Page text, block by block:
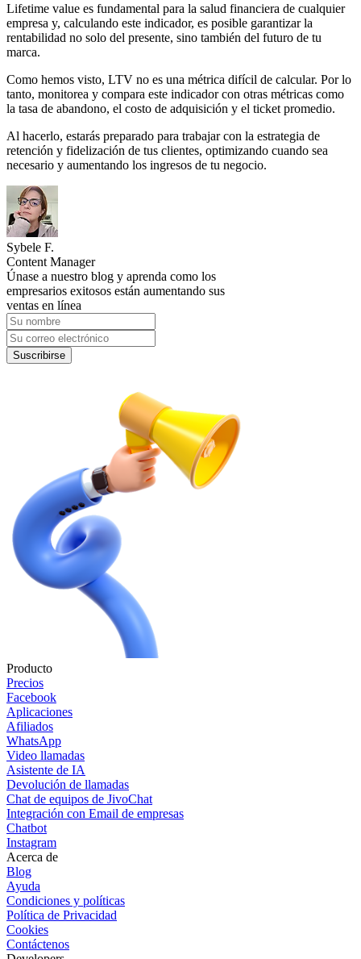
Lifetime value es fundamental para la salud financiera de cualquier
empresa y, calculando este indicador, es posible garantizar la
rentabilidad no solo del presente, sino también del futuro de tu
marca.
Como hemos visto, LTV no es una métrica difícil de calcular. Por lo
tanto, monitorea y compara este indicador con otras métricas como
la tasa de abandono, el costo de adquisición y el ticket promedio.
Al hacerlo, estarás preparado para trabajar con la estrategia de
retención y fidelización de tus clientes, optimizando cuando sea
necesario y aumentando los ingresos de tu negocio.
Sybele F.
Content Manager
Únase a nuestro blog y aprenda como los
empresarios exitosos están aumentando sus
ventas en línea
Suscribirse
Producto
Precios
Facebook
Aplicaciones
Afiliados
WhatsApp
Video llamadas
Asistente de IA
Devolución de llamadas
Chat de equipos de JivoChat
Integración con Email de empresas
Chatbot
Instagram
Acerca de
Blog
Ayuda
Condiciones y políticas
Política de Privacidad
Cookies
Contáctenos